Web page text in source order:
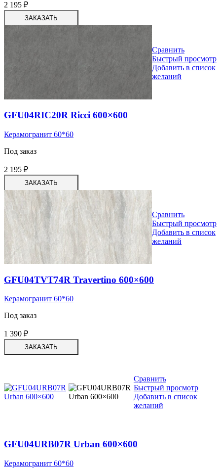
2 195 ₽
ЗАКАЗАТЬ
Сравнить
Быстрый просмотр
Добавить в список
желаний
GFU04RIC20R Ricci 600×600
Керамогранит 60*60
Под заказ
2 195 ₽
ЗАКАЗАТЬ
Сравнить
Быстрый просмотр
Добавить в список
желаний
GFU04TVT74R Travertino 600×600
Керамогранит 60*60
Под заказ
1 390 ₽
ЗАКАЗАТЬ
Сравнить
Быстрый просмотр
Добавить в список
желаний
GFU04URB07R Urban 600×600
Керамогранит 60*60